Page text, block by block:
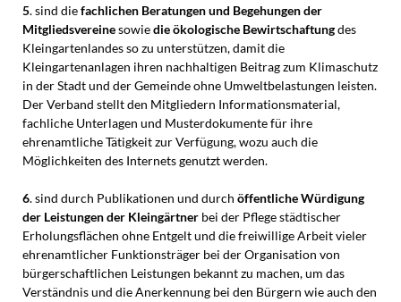
5. sind diefachlichen Beratungen und Begehungen der
Mitgliedsvereinesowiedie ökologische Bewirtschaftungdes
Kleingartenlandes so zu unterstützen, damit die
Kleingartenanlagen ihren nachhaltigen Beitrag zum Klimaschutz
in der Stadt und der Gemeinde ohne Umweltbelastungen leisten.
Der Verband stellt den Mitgliedern Informationsmaterial,
fachliche Unterlagen und Musterdokumente für ihre
ehrenamtliche Tätigkeit zur Verfügung, wozu auch die
Möglichkeiten des Internets genutzt werden.
6. sind durch Publikationen und durch öffentliche Würdigung
der Leistungen der Kleingärtnerbei der Pflege städtischer
Erholungsflächen ohne Entgelt und die freiwillige Arbeit vieler
ehrenamtlicher Funktionsträger bei der Organisation von
bürgerschaftlichen Leistungen bekannt zu machen, um das
Verständnis und die Anerkennung bei den Bürgern wie auch den